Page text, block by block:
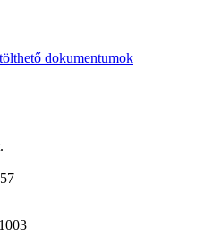
dokumentumok